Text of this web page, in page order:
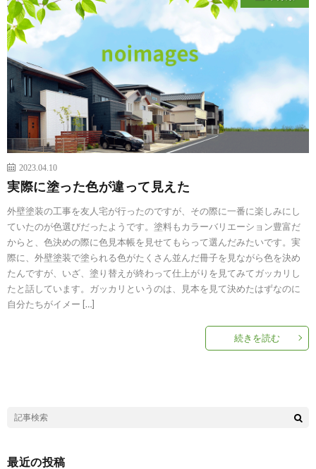
2023.04.10
実際に塗った色が違って見えた
外壁塗装の工事を友人宅が行ったのですが、その際に一番に楽しみにし
ていたのが色選びだったようです。塗料もカラーバリエーション豊富だ
からと、色決めの際に色見本帳を見せてもらって選んだみたいです。実
際に、外壁塗装で塗られる色がたくさん並んだ冊子を見ながら色を決め
たんですが、いざ、塗り替えが終わって仕上がりを見てみてガッカリし
たと話しています。ガッカリというのは、見本を見て決めたはずなのに
自分たちがイメー […]
続きを読む
最近の投稿